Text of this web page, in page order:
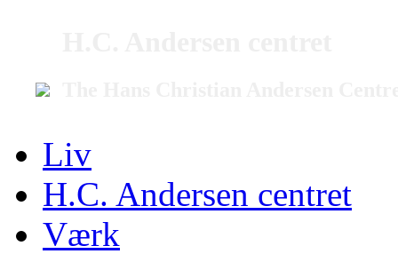
Liv
H.C. Andersen centret
Værk